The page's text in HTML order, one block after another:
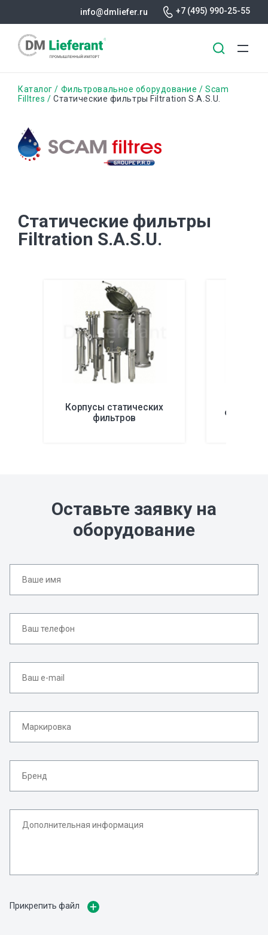
содержанию
info@dmliefer.ru +7 (495) 990-25-55
Строка
Каталог Фильтровальное оборудование
Scam
Filltres
Статические фильтры Filtration S.A.S.U.
Статические фильтры
Filtration S.A.S.U.
Корпусы статических
фильтров
Оставьте заявку на
оборудование
Прикрепить файл